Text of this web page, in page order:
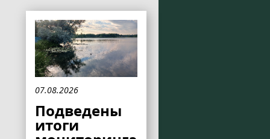
07.08.2026
Подведены
итоги